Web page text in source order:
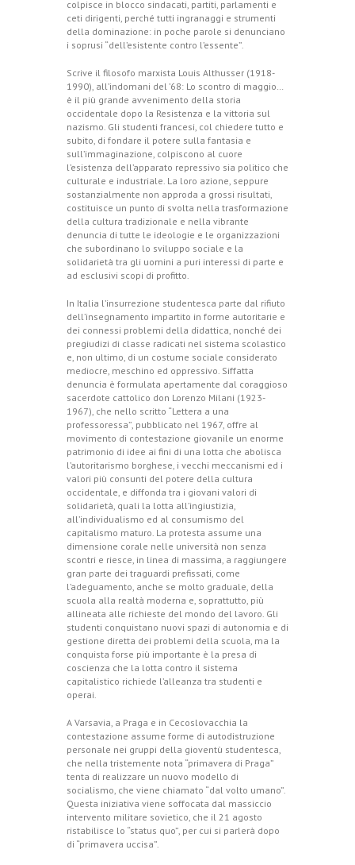
colpisce in blocco sindacati, partiti, parlamenti e
ceti dirigenti, perché tutti ingranaggi e strumenti
della dominazione: in poche parole si denunciano
i soprusi “dell’esistente contro l’essente”.
Scrive il filosofo marxista Louis Althusser (1918-
1990), all’indomani del ’68: Lo scontro di maggio…
è il più grande avvenimento della storia
occidentale dopo la Resistenza e la vittoria sul
nazismo. Gli studenti francesi, col chiedere tutto e
subito, di fondare il potere sulla fantasia e
sull’immaginazione, colpiscono al cuore
l’esistenza dell’apparato repressivo sia politico che
culturale e industriale. La loro azione, seppure
sostanzialmente non approda a grossi risultati,
costituisce un punto di svolta nella trasformazione
della cultura tradizionale e nella vibrante
denuncia di tutte le ideologie e le organizzazioni
che subordinano lo sviluppo sociale e la
solidarietà tra gli uomini a puri interessi di parte e
ad esclusivi scopi di profitto.
In Italia l’insurrezione studentesca parte dal rifiuto
dell’insegnamento impartito in forme autoritarie e
dei connessi problemi della didattica, nonché dei
pregiudizi di classe radicati nel sistema scolastico
e, non ultimo, di un costume sociale considerato
mediocre, meschino ed oppressivo. Siffatta
denuncia è formulata apertamente dal coraggioso
sacerdote cattolico don Lorenzo Milani (1923-
1967), che nello scritto “Lettera a una
professoressa”, pubblicato nel 1967, offre al
movimento di contestazione giovanile un enorme
patrimonio di idee ai fini di una lotta che abolisca
l’autoritarismo borghese, i vecchi meccanismi ed i
valori più consunti del potere della cultura
occidentale, e diffonda tra i giovani valori di
solidarietà, quali la lotta all’ingiustizia,
all’individualismo ed al consumismo del
capitalismo maturo. La protesta assume una
dimensione corale nelle università non senza
scontri e riesce, in linea di massima, a raggiungere
gran parte dei traguardi prefissati, come
l’adeguamento, anche se molto graduale, della
scuola alla realtà moderna e, soprattutto, più
allineata alle richieste del mondo del lavoro. Gli
studenti conquistano nuovi spazi di autonomia e di
gestione diretta dei problemi della scuola, ma la
conquista forse più importante è la presa di
coscienza che la lotta contro il sistema
capitalistico richiede l’alleanza tra studenti e
operai.
A Varsavia, a Praga e in Cecoslovacchia la
contestazione assume forme di autodistruzione
personale nei gruppi della gioventù studentesca,
che nella tristemente nota “primavera di Praga”
tenta di realizzare un nuovo modello di
socialismo, che viene chiamato “dal volto umano”.
Questa iniziativa viene soffocata dal massiccio
intervento militare sovietico, che il 21 agosto
ristabilisce lo “status quo”, per cui si parlerà dopo
di “primavera uccisa”.